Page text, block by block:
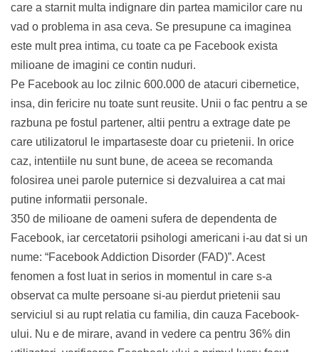
care a starnit multa indignare din partea mamicilor care nu
vad o problema in asa ceva. Se presupune ca imaginea
este mult prea intima, cu toate ca pe Facebook exista
milioane de imagini ce contin nuduri.
Pe Facebook au loc zilnic 600.000 de atacuri cibernetice,
insa, din fericire nu toate sunt reusite. Unii o fac pentru a se
razbuna pe fostul partener, altii pentru a extrage date pe
care utilizatorul le impartaseste doar cu prietenii. In orice
caz, intentiile nu sunt bune, de aceea se recomanda
folosirea unei parole puternice si dezvaluirea a cat mai
putine informatii personale.
350 de milioane de oameni sufera de dependenta de
Facebook, iar cercetatorii psihologi americani i-au dat si un
nume: “Facebook Addiction Disorder (FAD)”. Acest
fenomen a fost luat in serios in momentul in care s-a
observat ca multe persoane si-au pierdut prietenii sau
serviciul si au rupt relatia cu familia, din cauza Facebook-
ului. Nu e de mirare, avand in vedere ca pentru 36% din